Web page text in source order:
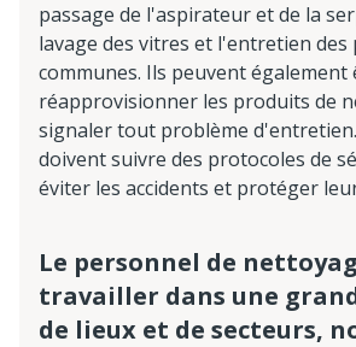
passage de l'aspirateur et de la
lavage des vitres et l'entretien des
communes. Ils peuvent également
réapprovisionner les produits de
signaler tout problème
doivent suivre des protocoles de
éviter les accidents et protéger
Le personnel de
travailler dans une
de lieux et de secteurs,